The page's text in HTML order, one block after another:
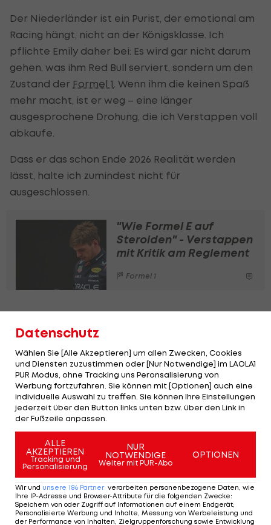
Der Niederländer ist ein Purist, der emotional am
Racing hängt, nicht an der Königsklasse. Ich
pflichte Emily daher bei: Es wird gar nicht darum
gehen, was ihm Red Bull serviert, sondern um den
Zustand der Formel 1. Wenn ihm die keinen Spaß
mehr macht, ist er weg – eine länger
ausgesprochene Drohung, die ich Verstappen voll
abkaufe.
Dass er das schon Ende 2026 Realität werden
lässt, halte ich zumindest nicht für
ausgeschlossen.
"Wie Formel E auf
Steroiden" - Verstappen
mit Kritik am Reglement
Formel 1
Mercedes die WM bereits vor der
Reglementkorrektur unter Dach und
Fach gebracht haben.
Johannes Bauer: Zu Beginn des Reglements
müssen die Teams so viele Faktoren austarieren,
dass der Motor nur ein Teil von vielen ist. Vielleicht
hat Mercedes woanders danebengegriffen?
Vielleicht verpufft der PS-Vorteil im Angesicht von
Ferraris kuriosem Heckflügel-Trick? Also nein.
Die Vorlage möchte ich aber zu einem kurzen
"Rant" versenken: Ich halte Reglement-
Datenschutz
Wählen Sie [Alle Akzeptieren] um allen Zwecken, Cookies
und Diensten zuzustimmen oder [Nur Notwendige] im LAOLA1
PUR Modus, ohne Tracking uns Peronsalisierung von
Werbung fortzufahren. Sie können mit [Optionen] auch eine
individuelle Auswahl zu treffen. Sie können Ihre Einstellungen
jederzeit über den Button links unten bzw. über den Link in
der Fußzeile anpassen.
ALLE
AKZEPTIEREN
Tracking und
Personalisierung
NUR
NOTWENDIGE
Weiter mit PUR-Abo
OPTIONEN
Wir und unsere 186 Partner verarbeiten personenbezogene Daten, wie
Ihre IP-Adresse und Browser-Attribute für die folgenden Zwecke:
Speichern von oder Zugriff auf Informationen auf einem Endgerät;
Personalisierte Werbung und Inhalte, Messung von Werbeleistung und
der Performance von Inhalten, Zielgruppenforschung sowie Entwicklung